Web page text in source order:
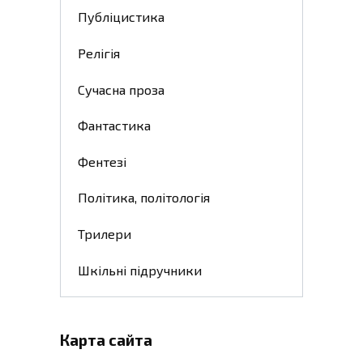
Публіцистика
Релігія
Сучасна проза
Фантастика
Фентезі
Політика, політологія
Трилери
Шкільні підручники
Карта сайта